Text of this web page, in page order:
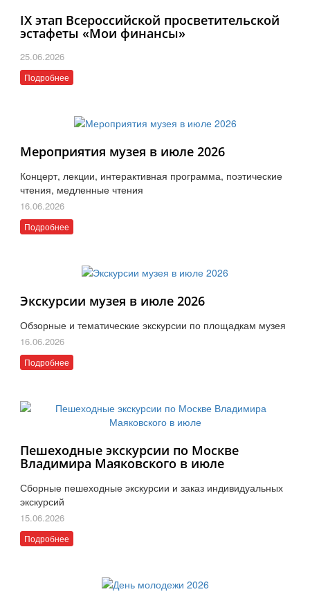
IX этап Всероссийской просветительской
эстафеты «Мои финансы»
25.06.2026
Подробнее
Мероприятия музея в июле 2026
Концерт, лекции, интерактивная программа, поэтические
чтения, медленные чтения
16.06.2026
Подробнее
Экскурсии музея в июле 2026
Обзорные и тематические экскурсии по площадкам музея
16.06.2026
Подробнее
Пешеходные экскурсии по Москве
Владимира Маяковского в июле
Сборные пешеходные экскурсии и заказ индивидуальных
экскурсий
15.06.2026
Подробнее